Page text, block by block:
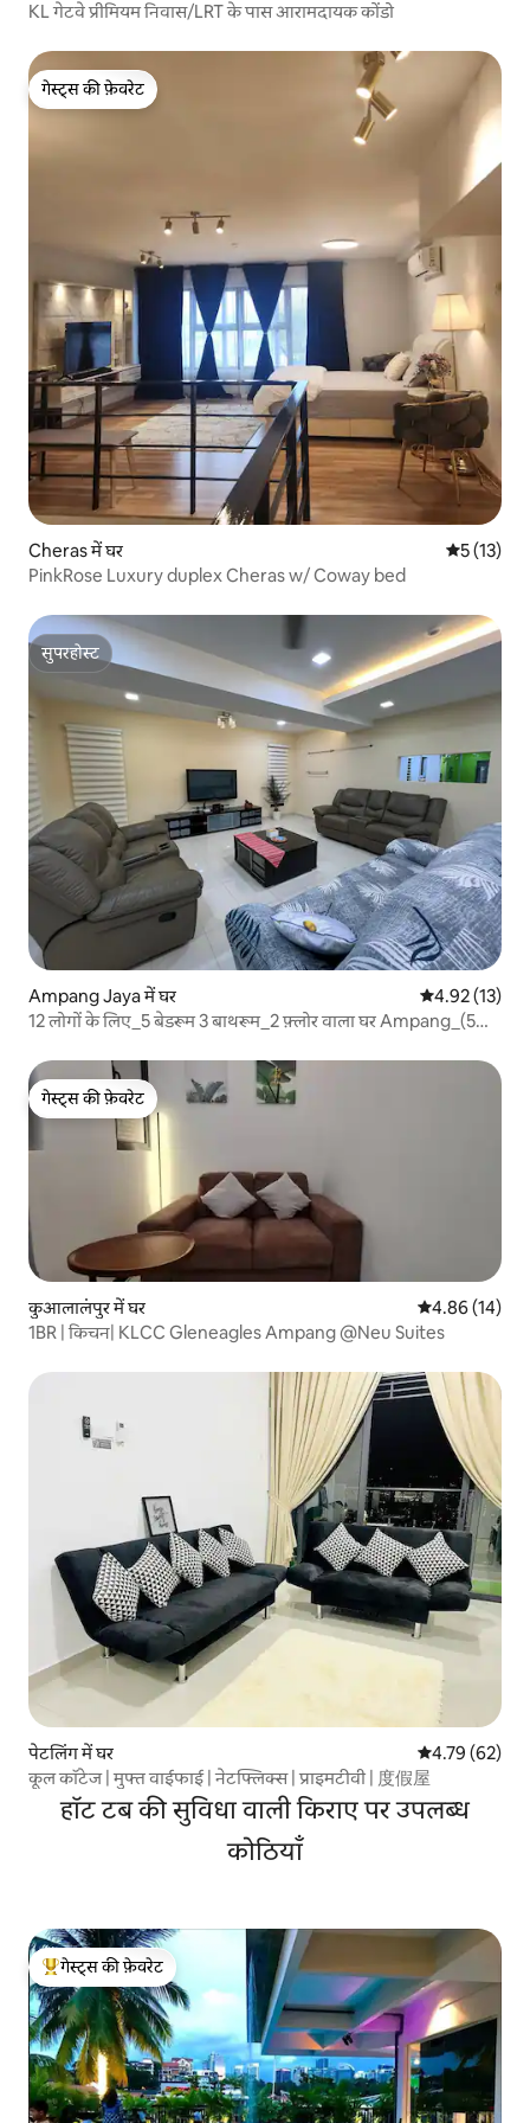
KL गेटवे प्रीमियम निवास/LRT के पास आरामदायक कोंडो
गेस्ट्स की फ़ेवरेट
गेस्ट्स की फ़ेवरेट
Cheras में घर औसत रेटिंग
5 (13)
PinkRose Luxury duplex Cheras w/ Coway bed
सुपरहोस्ट
सुपरहोस्ट
Ampang Jaya में घर औसत रेटिंग 5 में
4.92 (13)
12 लोगों के लिए_5 बेडरूम 3 बाथरूम_2 फ़्लोर वाला घर Ampang_(5
गेस्ट्स की फ़ेवरेट
गेस्ट्स की फ़ेवरेट
कुआलालंपुर में घर औसत रेटिंग 5 में
4.86 (14)
1BR | किचन| KLCC Gleneagles Ampang @Neu Suites
पेटलिंग में घर औसत रेटिंग 5 में
4.79 (62)
कूल कॉटेज | मुफ्त वाईफाई | नेटफ्लिक्स | प्राइमटीवी | 度假屋
हॉट टब की सुविधा वाली किराए पर उपलब्ध
कोठियाँ
गेस्ट्स का टॉप फ़ेवरेट
गेस्ट्स की फ़ेवरेट